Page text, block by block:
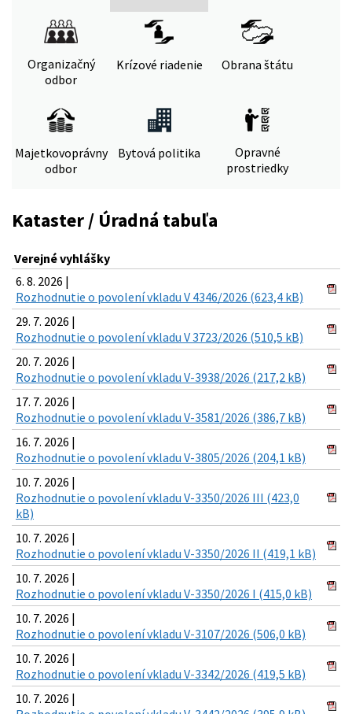
Organizačný
odbor
Krízové riadenie Obrana štátu
Majetkovoprávny
odbor
Bytová politika
Opravné
prostriedky
Kataster / Úradná tabuľa
Verejné vyhlášky
6. 8. 2026 |
Rozhodnutie o povolení vkladu V 4346/2026 (623,4 kB)
29. 7. 2026 |
Rozhodnutie o povolení vkladu V 3723/2026 (510,5 kB)
20. 7. 2026 |
Rozhodnutie o povolení vkladu V-3938/2026 (217,2 kB)
17. 7. 2026 |
Rozhodnutie o povolení vkladu V-3581/2026 (386,7 kB)
16. 7. 2026 |
Rozhodnutie o povolení vkladu V-3805/2026 (204,1 kB)
10. 7. 2026 |
Rozhodnutie o povolení vkladu V-3350/2026 III (423,0
kB)
10. 7. 2026 |
Rozhodnutie o povolení vkladu V-3350/2026 II (419,1 kB)
10. 7. 2026 |
Rozhodnutie o povolení vkladu V-3350/2026 I (415,0 kB)
10. 7. 2026 |
Rozhodnutie o povolení vkladu V-3107/2026 (506,0 kB)
10. 7. 2026 |
Rozhodnutie o povolení vkladu V-3342/2026 (419,5 kB)
10. 7. 2026 |